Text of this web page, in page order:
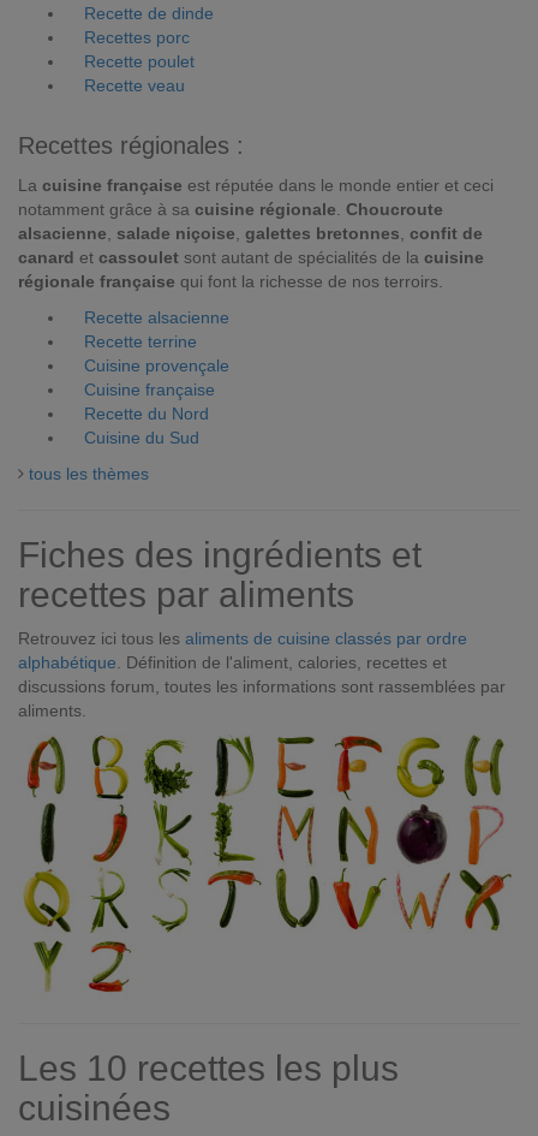
Recette de dinde
Recettes porc
Recette poulet
Recette veau
Recettes régionales :
La cuisine française est réputée dans le monde entier et ceci
notamment grâce à sa cuisine régionale Choucroute
alsacienne
salade niçoise galettes bretonnes confit de
canard et cassoulet sont autant de spécialités de la cuisine
régionale française qui font la richesse de nos terroirs.
Recette alsacienne
Recette terrine
Cuisine provençale
Cuisine française
Recette du Nord
Cuisine du Sud
tous les thèmes
Fiches des ingrédients et
recettes par aliments
Retrouvez ici tous les aliments de cuisine classés par ordre
alphabétique . Définition de l'aliment, calories, recettes et
discussions forum, toutes les informations sont rassemblées par
aliments.
Les 10 recettes les plus
cuisinées